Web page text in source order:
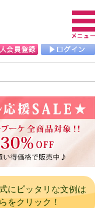
にピッタリな文例は
をクリック！